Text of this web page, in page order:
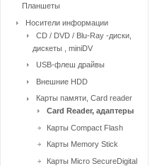
Планшеты
Носители информации
CD / DVD / Blu-Ray -диски,
дискеты , miniDV
USB-флеш драйвы
Внешние HDD
Карты памяти, Card reader
Card Reader, адаптеры
Карты Compact Flash
Карты Memory Stick
Карты Micro SecureDigital